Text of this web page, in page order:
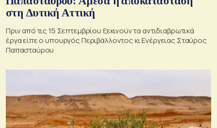
στη Δυτική Αττική
Πριν από τις 15 Σεπτεμβρίου ξεκινούν τα αντιδιαβρωτικά
έργα είπε ο υπουργός Περιβάλλοντος κι Ενέργειας Σταύρος
Παπασταύρου